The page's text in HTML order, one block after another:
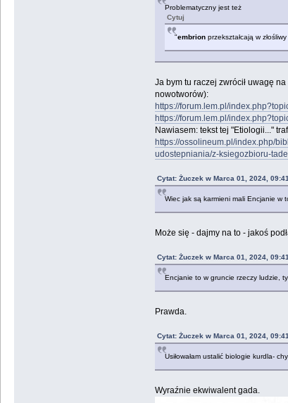
Problematyczny jest też
Cytuj
"embrionprzekształcają w
Ja bym tu raczej zwrócił uwagę
nowotworów):
https://forum.lem.pl/
https://forum.lem.pl/
Nawiasem: tekst tej "Etiologii..."
https://ossolineum.pl/index.php/
udostepniania/z-ksiegozbioru-
Cytat: Żuczek w Marca 01, 2024,
Wiec jak są karmieni mali Encjanie w
Może się - dajmy na to - jakoś
Cytat: Żuczek w Marca 01, 2024,
Encjanie to w gruncie rzeczy ludzie,
Prawda.
Cytat: Żuczek w Marca 01, 2024,
Usiłowałam ustalić biologie kurdla-
Wyraźnie ekwiwalent gada.